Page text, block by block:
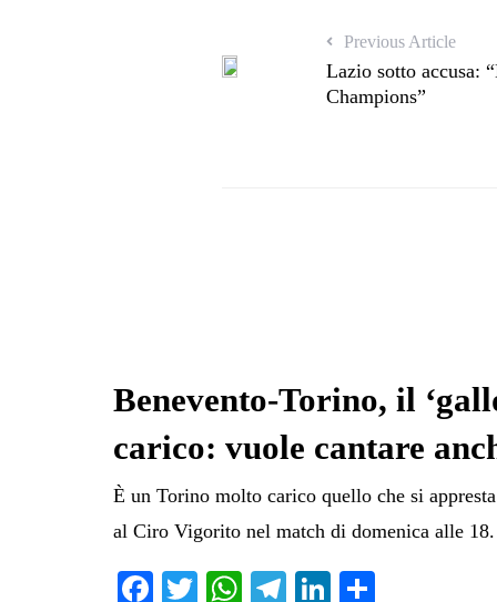
Previous Article
Lazio sotto accusa:
Champions”
Benevento-Torino, il
carico: vuole cantare
È un Torino molto carico quello che si
al Ciro Vigorito nel match di domenica alle
Fa T
W
Te
Li